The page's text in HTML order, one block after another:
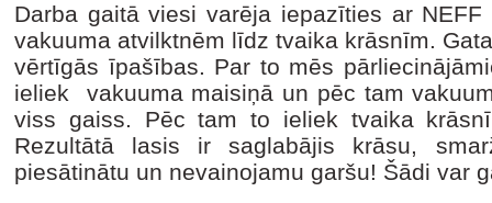
Darba gaitā viesi varēja iepazīties ar
vakuuma atvilktnēm līdz tvaika krāsnīm.
vērtīgās īpašības. Par to mēs
ieliek vakuuma maisiņā un pēc tam
viss gaiss. Pēc tam to ieliek tvaika
Rezultātā lasis ir saglabājis krāsu,
piesātinātu un nevainojamu garšu! Šādi var